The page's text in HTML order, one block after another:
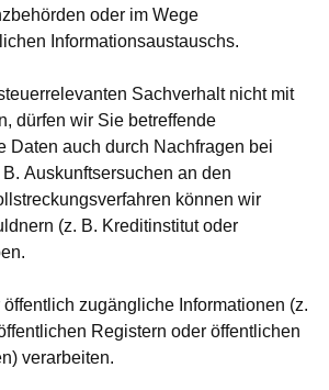
oder im Wege
Informationsaustauschs.
Sachverhalt nicht mit
dürfen wir Sie betreffende
Daten auch durch Nachfragen bei
Auskunftsersuchen an den
können wir
(z. B. Kreditinstitut oder
öffentlich zugängliche Informationen (z.
Registern oder öffentlichen
verarbeiten.